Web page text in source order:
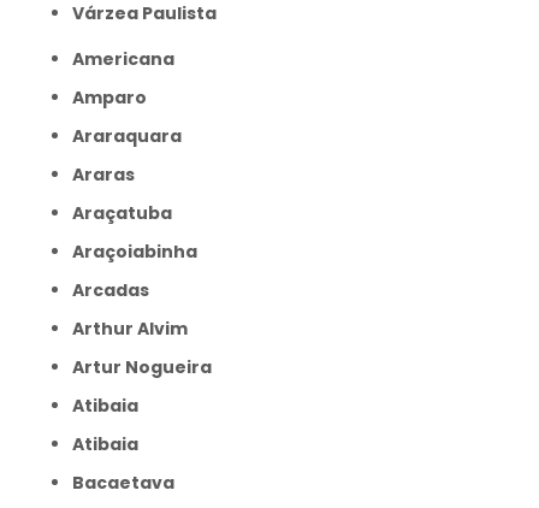
Várzea Paulista
Americana
Amparo
Araraquara
Araras
Araçatuba
Araçoiabinha
Arcadas
Arthur Alvim
Artur Nogueira
Atibaia
Atibaia
Bacaetava